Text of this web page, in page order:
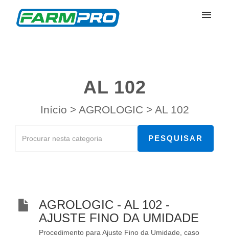
AL 102
Início > AGROLOGIC > AL 102
AGROLOGIC - AL 102 -
AJUSTE FINO DA UMIDADE
Procedimento para Ajuste Fino da Umidade, caso